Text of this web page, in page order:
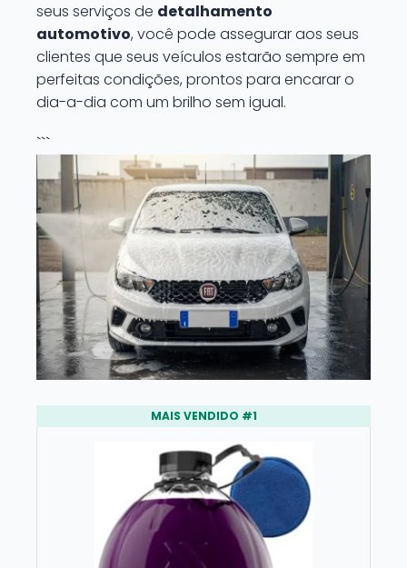
seus serviços de detalhamento
automotivo, você pode assegurar aos seus
clientes que seus veículos estarão sempre em
perfeitas condições, prontos para encarar o
dia-a-dia com um brilho sem igual.
```
MAIS VENDIDO #1